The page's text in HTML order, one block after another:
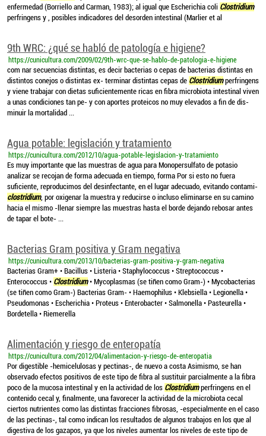
enfermedad (Borriello and Carman, 1983); al igual que Escherichia coli Clostridium
perfringens y , posibles indicadores del desorden intestinal (Marlier et al
9th WRC: ¿qué se habló de patología e higiene?
https://cunicultura.com/2009/02/9th-wrc-que-se-hablo-de-patologia-e-higiene
com nar secuencias distintas, es decir bacterias o cepas de bacterias distintas en
distintos conejos o distintas ex- terminar distintas cepas de Clostridiumperfringens
y viene trabajar con dietas suficientemente ricas en fibra microbiota intestinal viven
a unas condiciones tan pe- y con aportes proteicos no muy elevados a fin de dis-
minuir la mortalidad ...
Agua potable: legislación y tratamiento
https://cunicultura.com/2012/10/agua-potable-legislacion-y-tratamiento
Es muy importante que las muestras de agua para Monopersulfato de potasio
analizar se recojan de forma adecuada en tiempo, forma Por si esto no fuera
suficiente, reproducimos del desinfectante, en el lugar adecuado, evitando contami-
clostridium, por oxigenar la muestra y reducirse o incluso eliminarse en su camino
hacia el mismo -llenar siempre las muestras hasta el borde dejando rebosar antes
de tapar el bote- ...
Bacterias Gram positiva y Gram negativa
https://cunicultura.com/2013/10/bacterias-gram-positiva-y-gram-negativa
Bacterias Gram+ • Bacillus • Listeria • Staphylococcus • Streptococcus •
Enterococcus • Clostridium• Mycoplasmas (se tiñen como Gram-) • Mycobacterias
(se tiñen como Gram-) Bacterias Gram- • Haemophilus • Klebsiella • Legionella •
Pseudomonas • Escherichia • Proteus • Enterobacter • Salmonella • Pasteurella •
Bordetella • Riemerella
Alimentación y riesgo de enteropatía
https://cunicultura.com/2012/04/alimentacion-y-riesgo-de-enteropatia
Por digestible -hemicelulosas y pectinas-, de nuevo a costa Asimismo, se han
observado efectos positivos de este tipo de fibra al sustituir parcialmente a la fibra
poco de la mucosa intestinal y en la actividad de los Clostridiumperfringens en el
contenido cecal y, finalmente, una favorecer la actividad de la microbiota cecal
ciertos nutrientes como las distintas fracciones fibrosas, -especialmente en el caso
de las pectinas-, tal como indican los resultados de algunos trabajos en los que al
digestiva de los gazapos, ya que los niveles aumentar los niveles de este tipo de